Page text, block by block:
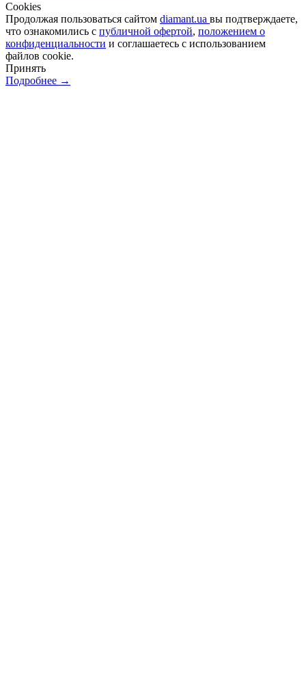
Сookies
Продолжая пользоваться сайтом diamant.ua вы подтверждаете,
что ознакомились с публичной офертой, положением о
конфиденциальности и соглашаетесь с использованием
файлов cookie.
Принять
Подробнее →